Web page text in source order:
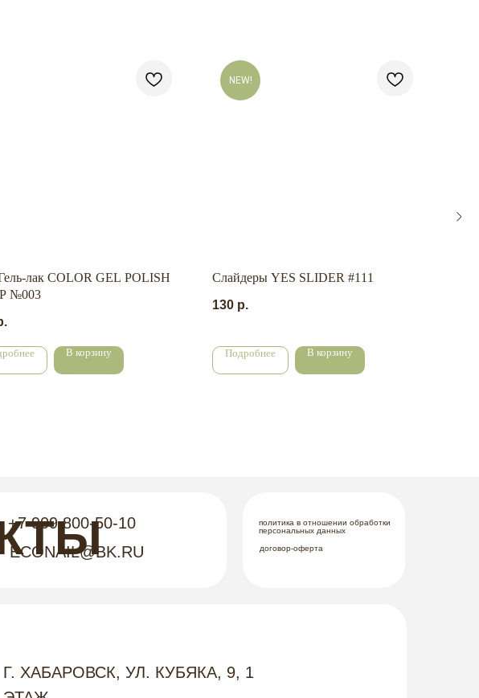
лак COLOR GEL POLISH
№003
В корзину
NEW!
Слайдеры YES SLIDER #111
130 р.
Подробнее В корзину
+7 909 800-50-10
ECONAIL@BK.RU
Г. ХАБАРОВСК, УЛ. КУБЯКА, 9, 1
политика в отношении обработки
персональных данных
договор-оферта